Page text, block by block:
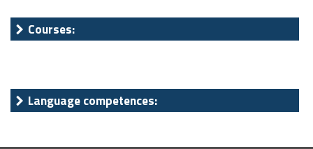
Courses:
Language competences: